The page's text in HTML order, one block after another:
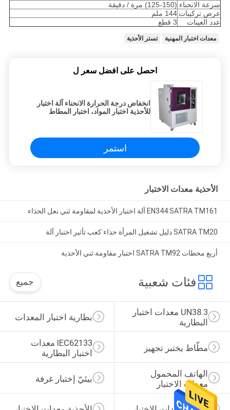
سرعة الانحناء (125-150) مرة / دقيقة
عرض تركيبات 144 ملم
عدد العينات
3 قطع
معدات اختبار المهنية تستر الأحذية
احصل على افضل سعر ل
انخفاض درجة الحرارة الانحناء آلة اختبار
للأحذية اختبار المواد، اختبار المطاط
استمر
الأحذية معدات الاختبار
EN344 SATRA TM161 آلة اختبار الأحذية لمقاومة ثني نعل الحذاء
SATRA TM20 دليل تشغيل المرأة حذاء كعب تأثير اختبار آلة
أربع محطات SATRA TM92 اختبار مقاومة ثني الأحذية
فئات شعبية جميع
بطارية اختبار المعدات
UN38.3 معدات اختبار
البطارية
IEC62133 معدات
اختبار البطارية
مطّاط يختبر تجهيز
بيئيّ إختبار غرفة
الهاتف المحمول
معدات الاختبار